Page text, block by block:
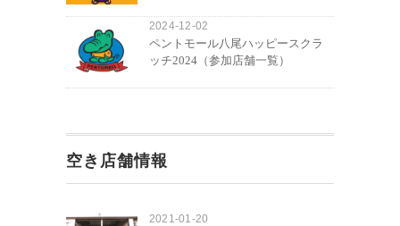
2024-12-02
ペントモール八尾ハッピースクラ
ッチ2024（参加店舗一覧）
空き店舗情報
2021-01-20